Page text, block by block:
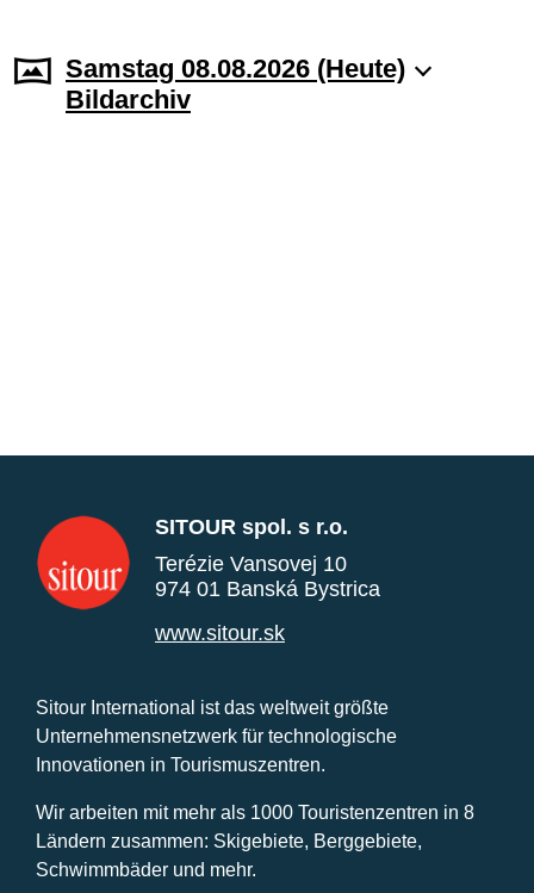
Samstag 08.08.2026 (Heute)
Bildarchiv
SITOUR spol. s r.o.
Terézie Vansovej 10
974 01 Banská Bystrica
www.sitour.sk
Sitour International ist das weltweit größte
Unternehmensnetzwerk für technologische
Innovationen in Tourismuszentren.
Wir arbeiten mit mehr als 1000 Touristenzentren in 8
Ländern zusammen: Skigebiete, Berggebiete,
Schwimmbäder und mehr.